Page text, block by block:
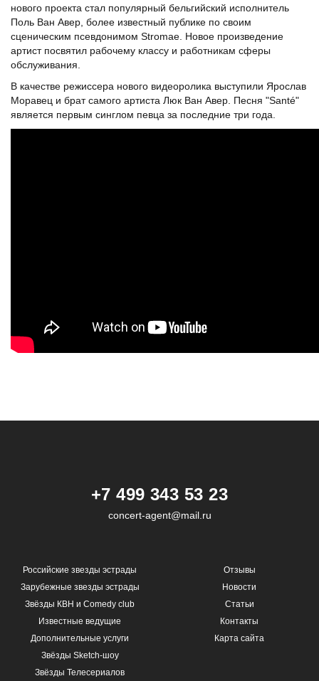
нового проекта стал популярный бельгийский исполнитель
Поль Ван Авер, более известный публике по своим
сценическим псевдонимом Stromae. Новое произведение
артист посвятил рабочему классу и работникам сферы
обслуживания.
В качестве режиссера нового видеоролика выступили Ярослав
Моравец и брат самого артиста Люк Ван Авер. Песня "Santé"
является первым синглом певца за последние три года.
+7 499 343 53 23
concert-agent@mail.ru
Российские звезды эстрады
Зарубежные звезды эстрады
Звёзды КВН и Comedy club
Известные ведущие
Дополнительные услуги
Звёзды Sketch-шоу
Звёзды Телесериалов
Отзывы
Новости
Статьи
Контакты
Карта сайта